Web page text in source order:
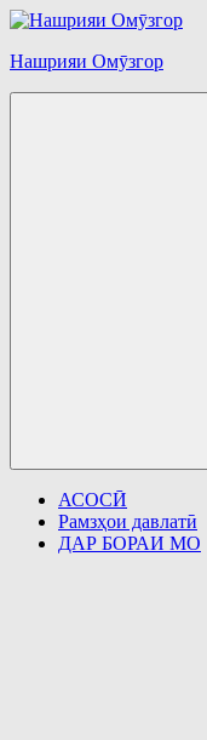
Перейти
содержимому
Нашрияи Омӯзгор
АСОСӢ
Рамзҳои давлатӣ
ДАР БОРАИ МО